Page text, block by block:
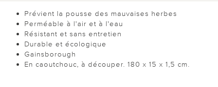
Prévient la pousse des mauvaises herbes
Perméable à l'air et à l'eau
Résistant et sans entretien
Durable et écologique
Gainsborough
En caoutchouc, à découper. 180 x 15 x 1,5 cm.